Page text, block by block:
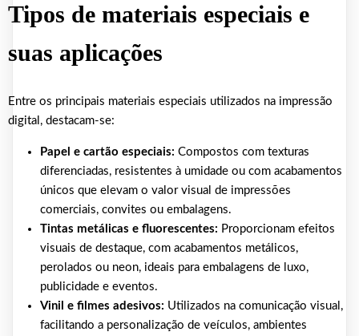
Tipos de materiais especiais e
suas aplicações
Entre os principais materiais especiais utilizados na impressão
digital, destacam-se:
Papel e cartão especiais: Compostos com texturas
diferenciadas, resistentes à umidade ou com acabamentos
únicos que elevam o valor visual de impressões
comerciais, convites ou embalagens.
Tintas metálicas e fluorescentes: Proporcionam efeitos
visuais de destaque, com acabamentos metálicos,
perolados ou neon, ideais para embalagens de luxo,
publicidade e eventos.
Vinil e filmes adesivos: Utilizados na comunicação visual,
facilitando a personalização de veículos, ambientes